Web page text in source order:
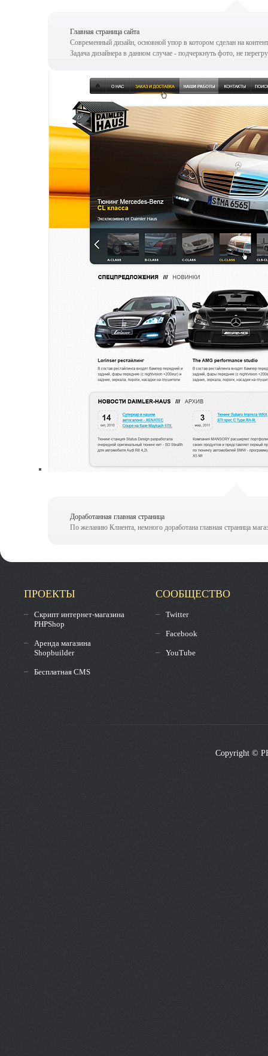
Главная страница сайта
Современный дизайн, основной упор в котором сделан на
Задача дизайнера в данном случае - подчеркнуть фото, не
Доработанная главная страница
По желанию Клиента, немного доработана главная страница
ПРОЕКТЫ
Скрипт интернет-магазина
PHPShop
Аренда магазина
Shopbuilder
Бесплатная CMS
СООБЩЕСТВО
Twitter
Facebook
YouTube
Copyright ©